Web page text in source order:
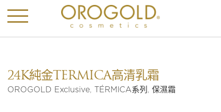
24K純金TÉRMICA高清乳霜
OROGOLD Exclusive, TÉRMICA系列 , 保濕霜